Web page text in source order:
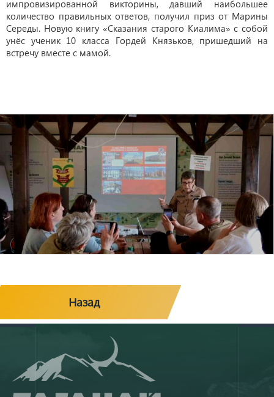
импровизированной викторины, давший наибольшее
количество правильных ответов, получил приз от Марины
Середы. Новую книгу «Сказания старого Киалима» с собой
унёс ученик 10 класса Гордей Князьков, пришедший на
встречу вместе с мамой.
Назад